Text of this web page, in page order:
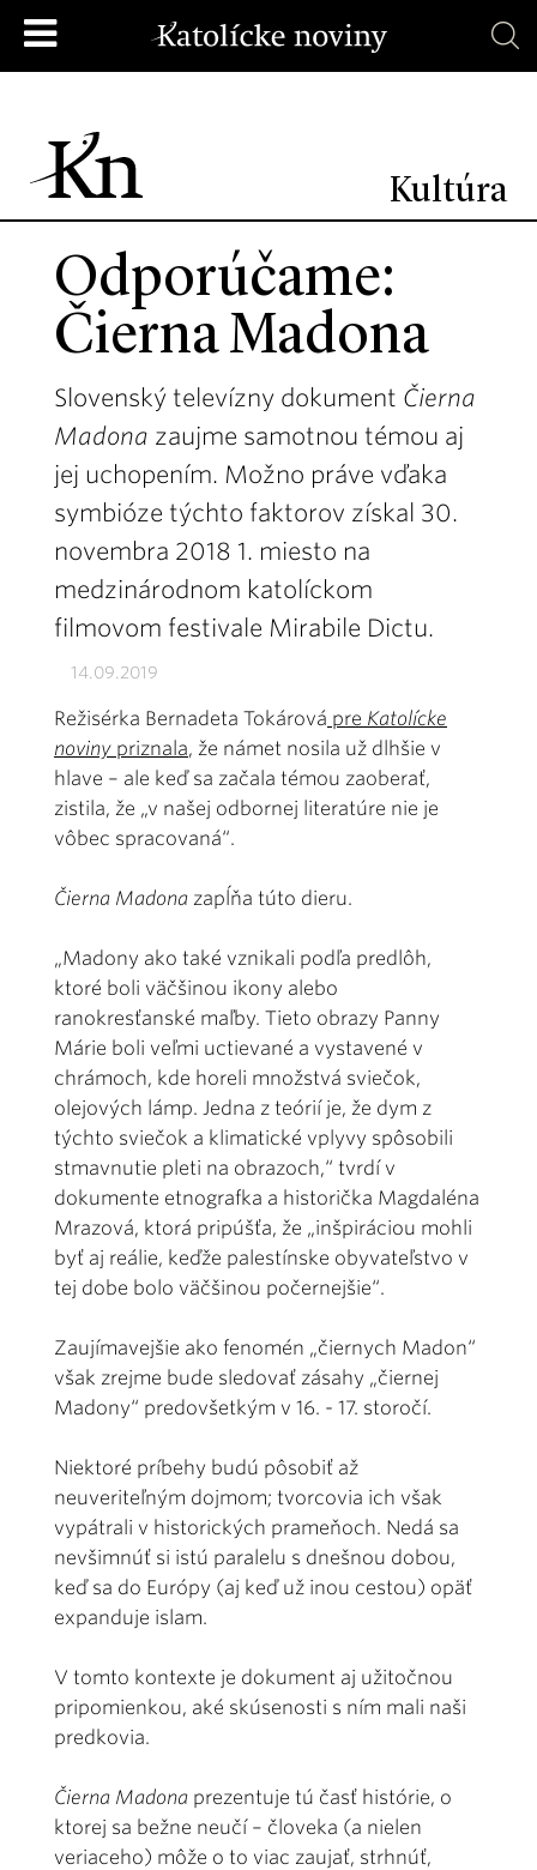
Kultúra
Odporúčame:
Čierna Madona
Slovenský televízny dokument Čierna
Madona zaujme samotnou témou aj
jej uchopením. Možno práve vďaka
symbióze týchto faktorov získal 30.
novembra 2018 1. miesto na
medzinárodnom katolíckom
filmovom festivale Mirabile Dictu.
14.09.2019
Režisérka Bernadeta Tokárová pre Katolícke
noviny priznala, že námet nosila už dlhšie v
hlave – ale keď sa začala témou zaoberať,
zistila, že „v našej odbornej literatúre nie je
vôbec spracovaná“.
Čierna Madona zapĺňa túto dieru.
„Madony ako také vznikali podľa predlôh,
ktoré boli väčšinou ikony alebo
ranokresťanské maľby. Tieto obrazy Panny
Márie boli veľmi uctievané a vystavené v
chrámoch, kde horeli množstvá sviečok,
olejových lámp. Jedna z teórií je, že dym z
týchto sviečok a klimatické vplyvy spôsobili
stmavnutie pleti na obrazoch,“ tvrdí v
dokumente etnografka a historička Magdaléna
Mrazová, ktorá pripúšťa, že „inšpiráciou mohli
byť aj reálie, keďže palestínske obyvateľstvo v
tej dobe bolo väčšinou počernejšie“.
Zaujímavejšie ako fenomén „čiernych Madon“
však zrejme bude sledovať zásahy „čiernej
Madony“ predovšetkým v 16. - 17. storočí.
Niektoré príbehy budú pôsobiť až
neuveriteľným dojmom; tvorcovia ich však
vypátrali v historických prameňoch. Nedá sa
nevšimnúť si istú paralelu s dnešnou dobou,
keď sa do Európy (aj keď už inou cestou) opäť
expanduje islam.
V tomto kontexte je dokument aj užitočnou
pripomienkou, aké skúsenosti s ním mali naši
predkovia.
Čierna Madona prezentuje tú časť histórie, o
ktorej sa bežne neučí – človeka (a nielen
veriaceho) môže o to viac zaujať, strhnúť,